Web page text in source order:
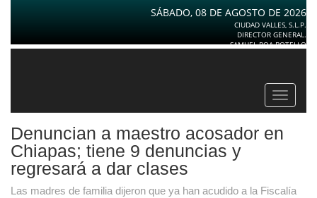
SÁBADO, 08 DE AGOSTO DE 2026
CIUDAD VALLES, S.L.P.
DIRECTOR GENERAL.
SAMUEL ROA BOTELLO
Toggle
Denuncian a maestro acosador en
Chiapas; tiene 9 denuncias y
regresará a dar clases
Las madres de familia dijeron que ya han acudido a la Fiscalía